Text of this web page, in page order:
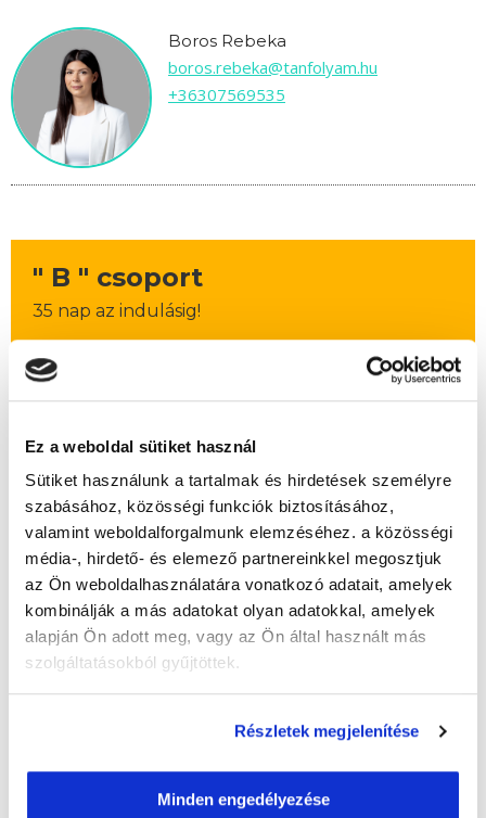
Ez a weboldal sütiket használ
Sütiket használunk a tartalmak és hirdetések személyre
szabásához, közösségi funkciók biztosításához,
valamint weboldalforgalmunk elemzéséhez. a közösségi
média-, hirdető- és elemező partnereinkkel megosztjuk
az Ön weboldalhasználatára vonatkozó adatait, amelyek
kombinálják a más adatokat olyan adatokkal, amelyek
alapján Ön adott meg, vagy az Ön által használt más
szolgáltatásokból gyűjtöttek.
Részletek megjelenítése
Minden engedélyezése
Boros Rebeka
boros.rebeka@tanfolyam.hu
+36307569535
" B " csoport
35 nap az indulásig!
Indulás időpontja:
Képzés ára:399 000 Ft
egyösszegű befizetés esetén + 155.000 Ft
értékű kezdőkészlettel!
Házi vizsga díja: 30 000 Ft
Lehet még jelentkezni?Igen
Jelentkezem!
Smink tanfolyam és szempilla
váltsd valóra az álmaidat!